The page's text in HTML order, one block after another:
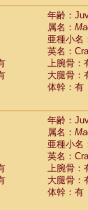
年齢：
属名：
亜種小名
英名：
上腕骨：
大腿骨：
体幹：有
年齢：
属名：
亜種小名
英名：
上腕骨：
大腿骨：
体幹：有